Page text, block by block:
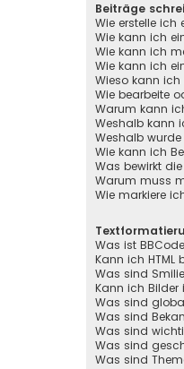
Beiträge
Wie erstelle ich
Wie kann ich
Wie kann ich
Wie kann ich
Wieso kann ich
Wie bearbeite
Warum kann
Weshalb kann
Weshalb
Wie kann ich
Was bewirkt
Warum muss
Wie markiere
Was ist
Kann ich HTML
Was sind
Kann ich Bilder
Was sind
Was sind
Was sind
Was sind
Was sind